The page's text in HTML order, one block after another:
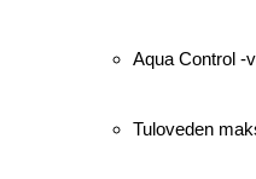
Aqua Control -
Tuloveden